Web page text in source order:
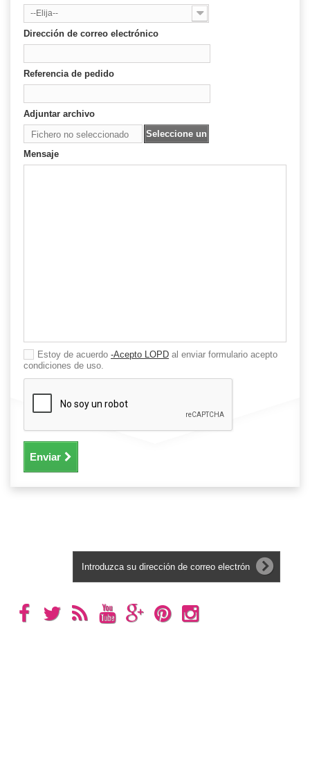
--Elija--
Dirección de correo electrónico
Referencia de pedido
Adjuntar archivo
Fichero no seleccionado
Seleccione un
Mensaje
Estoy de acuerdo -Acepto LOPD al enviar formulario acepto
condiciones de uso.
Enviar